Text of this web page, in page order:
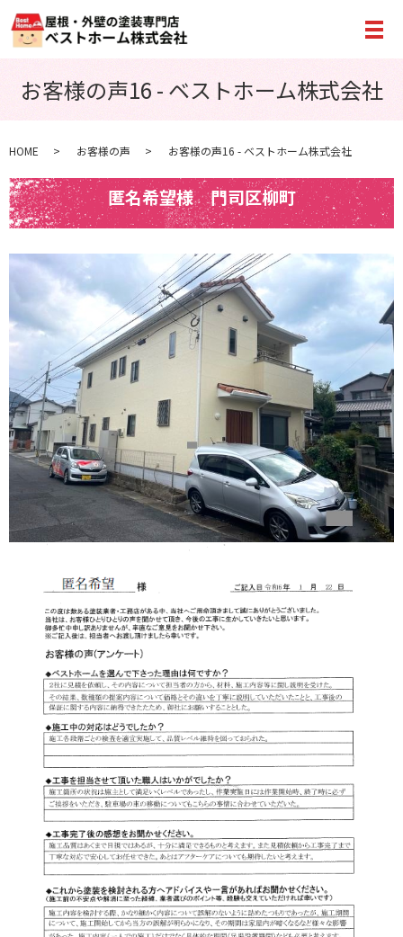
メ
お客様の声16 - ベストホーム株式会社
HOME お客様の声 お客様の声16 - ベストホーム株式会社
匿名希望様 門司区柳町